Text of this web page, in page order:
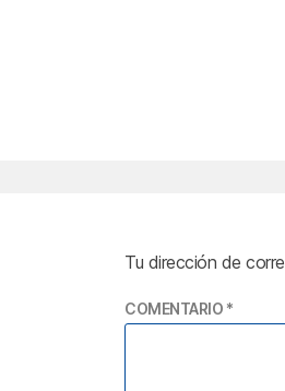
Tu dirección de
COMENTARIO *